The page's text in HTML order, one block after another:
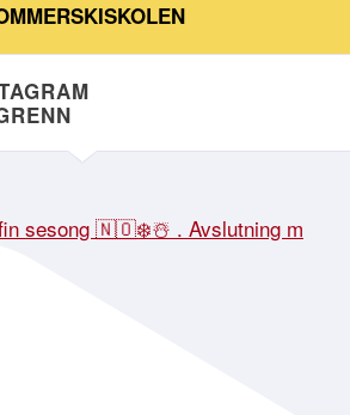
sesong 🇳🇴❄️☃️ . Avslutning m